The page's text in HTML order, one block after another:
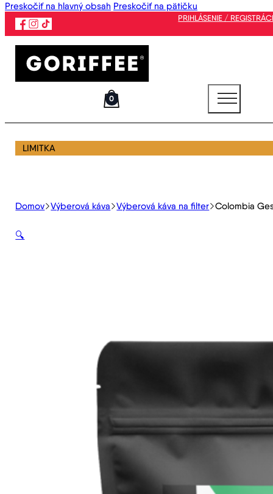
Preskočiť na hlavný obsah Preskočiť na pätičku
PRIHLÁSENIE /
0
LIMITKA
Domov Výberová káva Výberová káva na filter Colombia
🔍